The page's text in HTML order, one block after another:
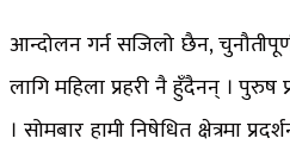
आन्दोलन गर्न सजिलो छैन,
लागि महिला प्रहरी नै हुँदैनन् । पुरुष
। सोमबार हामी निषेधित क्षेत्रमा